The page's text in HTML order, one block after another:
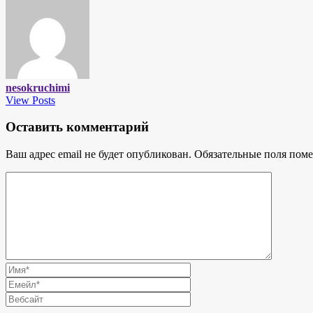
nesokruchimi
View Posts
Оставить комментарий
Ваш адрес email не будет опубликован. Обязательные поля